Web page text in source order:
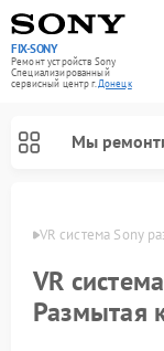
FIX-SONY
Ремонт устройств Sony
Специализированный
cервисный центр г. Донецк
Мы
VR система Sony
VR система
Размытая